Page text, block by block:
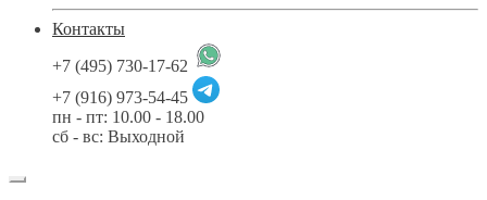
Контакты
+7 (495) 730-17-62
+7 (916) 973-54-45
пн - пт: 10.00 - 18.00
сб - вс: Выходной